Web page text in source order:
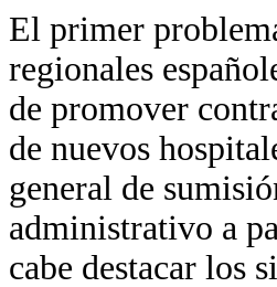
El primer
regionales
de promover
de nuevos
general de
administrativo a
cabe destacar los